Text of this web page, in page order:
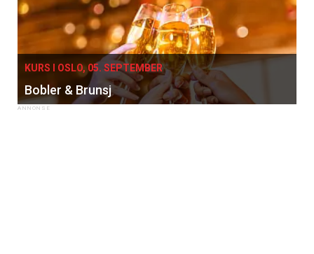
KURS I OSLO, 05. SEPTEMBER
Bobler & Brunsj